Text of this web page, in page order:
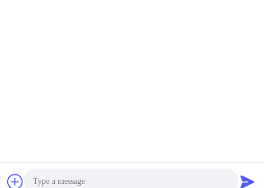
2026 Shanghai Cowell Machinery Co., Ltd. . 複製権所